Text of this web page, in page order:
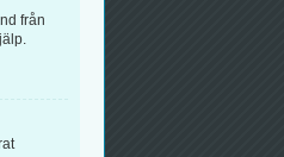
från